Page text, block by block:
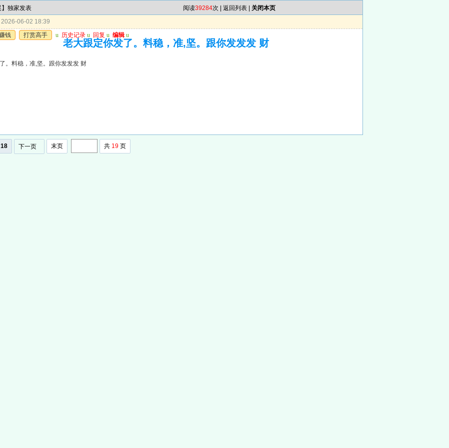
独家发表 阅读39284次 | 返回列表 关闭本页
2026-06-02 18:39
钱
打赏高手 u 历史记录 u 回复 u 编辑 u
老大跟定你发了。料稳，准,坚。跟你发发发 财
。料稳，准,坚。跟你发发发 财
18 下一页 末页 共 19 页